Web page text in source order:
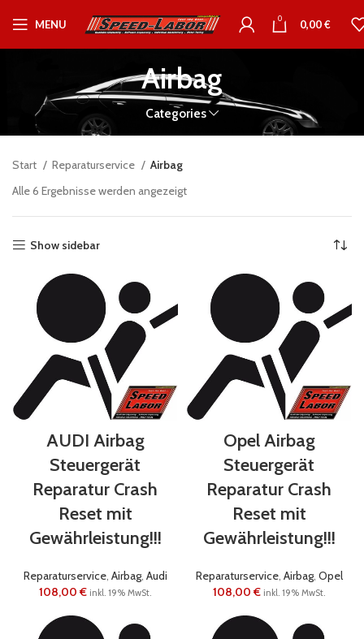
MENU 0 0,00€
Airbag
Categories
Start Reparaturservice
Airbag
Alle 6 Ergebnisse werden angezeigt
Show sidebar
AUDI Airbag
Steuergerät
Reparatur Crash
Reset mit
Gewährleistung!!!
Reparaturservice, Airbag, Audi
108,00€ inkl. 19% MwSt.
Opel Airbag
Steuergerät
Reparatur Crash
Reset mit
Gewährleistung!!!
Reparaturservice, Airbag, Opel
108,00€ inkl. 19% MwSt.